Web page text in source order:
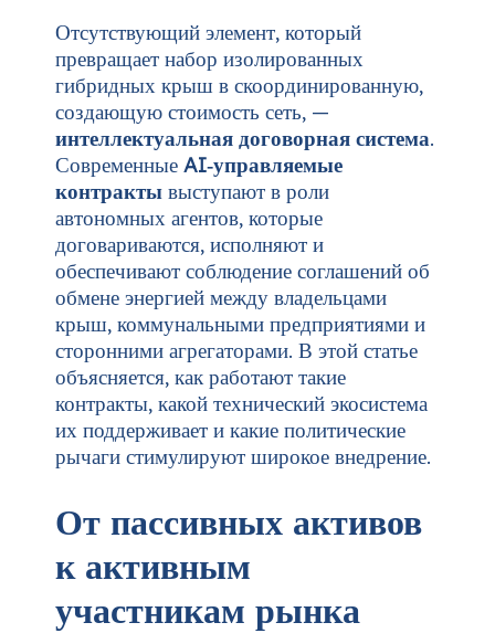
Отсутствующий элемент, который
превращает набор изолированных
гибридных крыш в скоординированную,
создающую стоимость сеть, —
интеллектуальная договорная система.
Современные AI‑управляемые
контракты выступают в роли
автономных агентов, которые
договариваются, исполняют и
обеспечивают соблюдение соглашений об
обмене энергией между владельцами
крыш, коммунальными предприятиями и
сторонними агрегаторами. В этой статье
объясняется, как работают такие
контракты, какой технический экосистема
их поддерживает и какие политические
рычаги стимулируют широкое внедрение.
От пассивных активов
к активным
участникам рынка